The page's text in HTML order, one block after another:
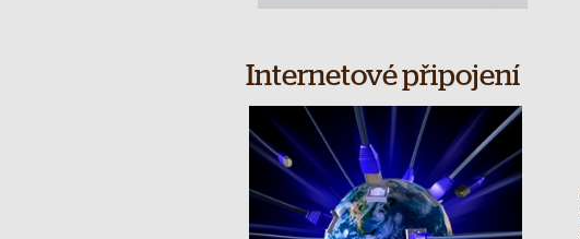
Internetové připojení